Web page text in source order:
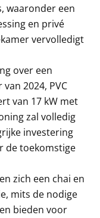
waaronder een
en privé
vervolledigt
over een
2024, PVC
van 17 kW met
zal volledig
investering
de toekomstige
zich een chai en
mits de nodige
bieden voor